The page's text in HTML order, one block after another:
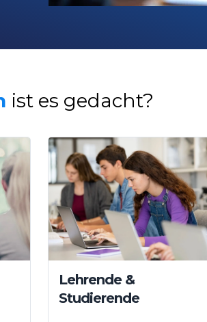
ist es gedacht?
Lehrende &
Studierende